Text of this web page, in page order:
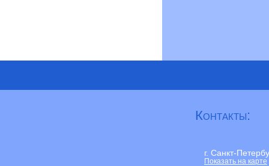
Контакты:
г. Санкт-
Показать на карте